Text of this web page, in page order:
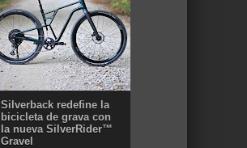
Silverback redefine la
bicicleta de grava con
la nueva SilverRider™
Gravel